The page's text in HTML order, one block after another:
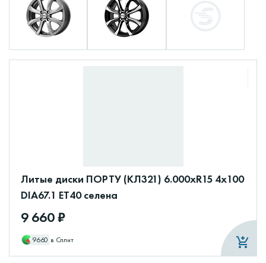
Литые диски ПОРТУ (КЛ321) 6.000xR15 4x100
DIA67.1 ET40 селена
9 660 ₽
9660 в Сплит